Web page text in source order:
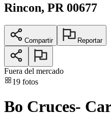
Rincon, PR 00677
Compartir Reportar
Fuera del mercado
19 fotos
Bo Cruces-